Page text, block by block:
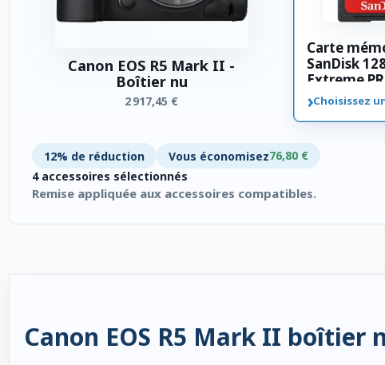
Canon EOS R5 Mark II -
Boîtier nu
2 917,45 €
Carte
SanDisk
Extreme
SDXC 300
›Choisissez
12% de réduction Vous économisez76,80 €
4 accessoires sélectionnés
Remise appliquée aux accessoires compatibles.
Canon EOS R5 Mark II boîtier